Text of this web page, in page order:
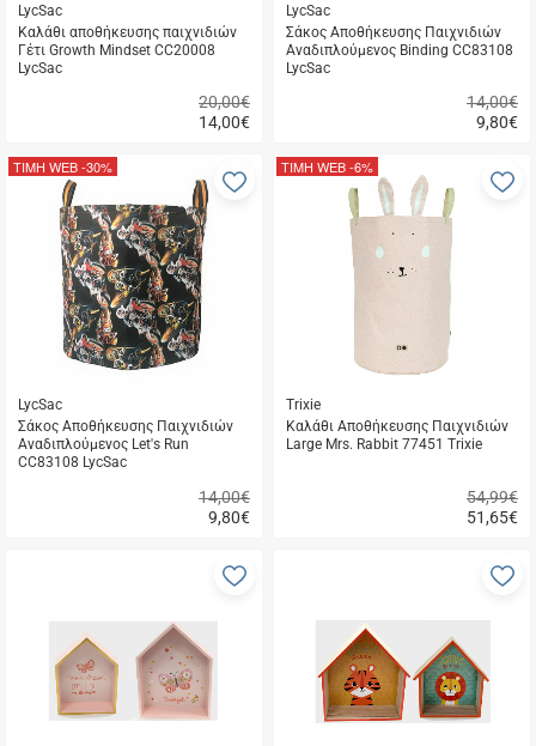
LycSac
Καλάθι αποθήκευσης παιχνιδιών
Γέτι Growth Mindset CC20008
LycSac
14,00€
20,00€
αγορά
LycSac
Σάκος Αποθήκευσης Παιχνιδιών
Αναδιπλούμενος Binding CC83108
LycSac
9,80€
14,00€
αγορά
LycSac
Σάκος Αποθήκευσης Παιχνιδιών
Αναδιπλούμενος Let's Run
CC83108 LycSac
9,80€
14,00€
ΤΙΜΗ WEB-30%
Προσθήκη
αγαπημένα
Trixie
Καλάθι Αποθήκευσης Παιχνιδιών
Large Mrs. Rabbit 77451 Trixie
51,65€
54,99€
ΤΙΜΗ WEB-6%
Προσθήκη
αγαπημένα